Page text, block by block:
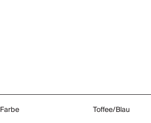
Farbe Toffee/Blau